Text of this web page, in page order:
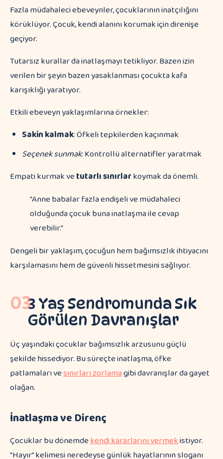
Fazla müdahaleci ebeveynler, çocuklarının inatçılığını
körüklüyor. Çocuk, kendi alanını korumak için direnişe
geçiyor.
Tutarsız kurallar da inatlaşmayı tetikliyor. Bazen izin
verilen bir şeyin bazen yasaklanması çocukta kafa
karışıklığı yaratıyor.
Etkili ebeveyn yaklaşımlarına örnekler:
Sakin kalmak: Öfkeli tepkilerden kaçınmak
Seçenek sunmak: Kontrollü alternatifler yaratmak
Empati kurmak vetutarlı sınırlarkoymak da önemli.
"Anne babalar fazla endişeli ve müdahaleci
olduğunda çocuk buna inatlaşma ile cevap
verebilir."
Dengeli bir yaklaşım, çocuğun hem bağımsızlık ihtiyacını
karşılamasını hem de güvenli hissetmesini sağlıyor.
033 Yaş Sendromunda Sık
Görülen Davranışlar
Üç yaşındaki çocuklar bağımsızlık arzusunu güçlü
şekilde hissediyor. Bu süreçte inatlaşma, öfke
patlamaları vesınırları zorlamagibi davranışlar da gayet
olağan.
İnatlaşma ve Direnç
Çocuklar bu dönemdekendi kararlarını vermekistiyor.
"Hayır" kelimesi neredeyse günlük hayatlarının sloganı